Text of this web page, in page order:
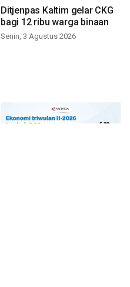
Ditjenpas Kaltim gelar CKG
bagi 12 ribu warga binaan
Senin, 3 Agustus 2026